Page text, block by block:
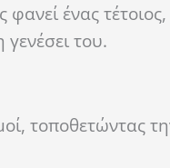
ένας
του.
τοποθετώντας